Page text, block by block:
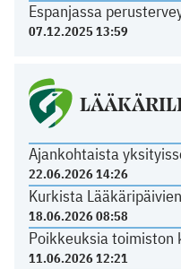
Espanjassa
07.12.2025 13:59
Ajankohtaista
22.06.2026 14:26
Kurkista
18.06.2026 08:58
Poikkeuksia toimiston
11.06.2026 12:21